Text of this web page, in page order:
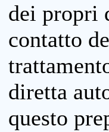
dei propri
contatto
diretta
questo